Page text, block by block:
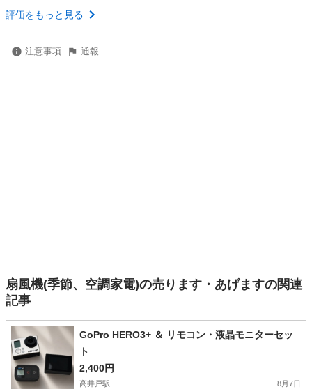
評価をもっと見る
注意事項 通報
扇風機(季節、空調家電)の売ります・あげますの関連
記事
GoPro HERO3+ ＆ リモコン・液晶モニターセッ
ト
2,400円
高井戸駅 8月7日